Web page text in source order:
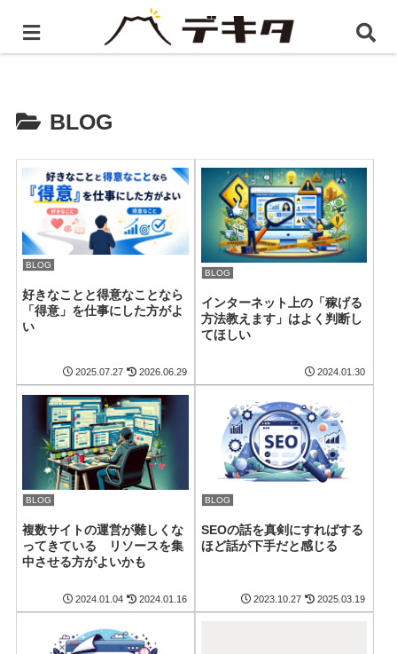
ホーム BLOG
BLOG
BLOG
好きなことと得意なことなら
「得意」を仕事にした方がよ
い
2025.07.27 2026.06.29
BLOG
インターネット上の「稼げる
方法教えます」はよく判断し
てほしい
2024.01.30
BLOG
複数サイトの運営が難しくな
ってきている リソースを集
中させる方がよいかも
2024.01.04 2024.01.16
BLOG
SEOの話を真剣にすればする
ほど話が下手だと感じる
2023.10.27 2025.03.19